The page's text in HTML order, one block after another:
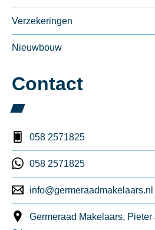
Verzekeringen
Nieuwbouw
Contact
058 2571825
058 2571825
info@germeraadmakelaars.nl
Germeraad Makelaars,